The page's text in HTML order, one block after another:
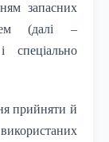
запасних
(далі –
спеціально
прийняти й